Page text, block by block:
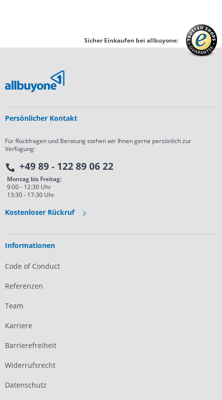
Sicher Einkaufen bei allbuyone:
Persönlicher Kontakt
Für Rückfragen und Beratung stehen wir Ihnen gerne persönlich zur
Verfügung:
+49 89 - 122 89 06 22
Montag bis Freitag:
9:00 - 12:30 Uhr
13:30 - 17:30 Uhr
Kostenloser Rückruf
Informationen
Code of Conduct
Referenzen
Team
Karriere
Barrierefreiheit
Widerrufsrecht
Datenschutz